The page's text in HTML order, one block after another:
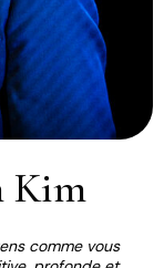
Kim
comme vous